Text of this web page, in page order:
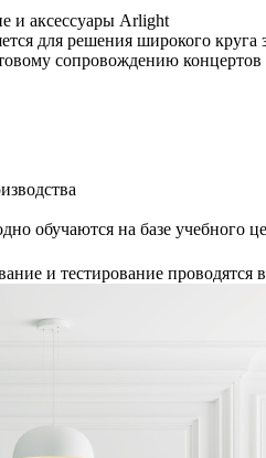
и аксессуары Arlight
для решения широкого
сопровождению
обучаются на базе учебного
и тестирование